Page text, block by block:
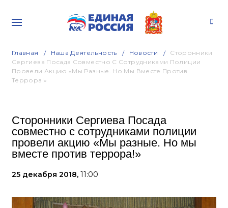
Главная Наша Деятельность Новости
Сторонники
Сергиева Посада Совместно С Сотрудниками Полиции
Провели Акцию «Мы Разные. Но Мы Вместе Против
Террора!»
Сторонники Сергиева Посада
совместно с сотрудниками полиции
провели акцию «Мы разные. Но мы
вместе против террора!»
25 декабря 2018, 11:00